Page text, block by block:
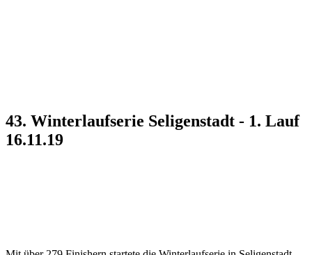
43. Winterlaufserie Seligenstadt - 1. Lauf
16.11.19